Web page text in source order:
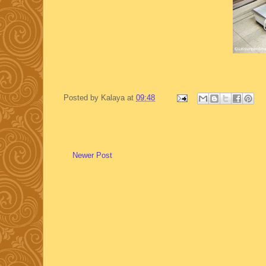
Posted by Kalaya at 09:48
Newer Post